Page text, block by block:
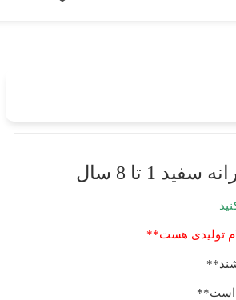
1 تا 8 سال
تولیدی هست**
است**